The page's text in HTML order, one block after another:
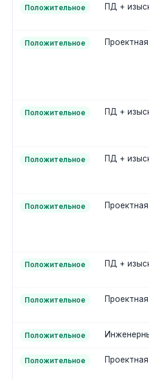
Положительное ПД +
Положительное
Положительное ПД +
Положительное ПД +
Положительное
Положительное ПД +
Положительное
Положительное
Положительное